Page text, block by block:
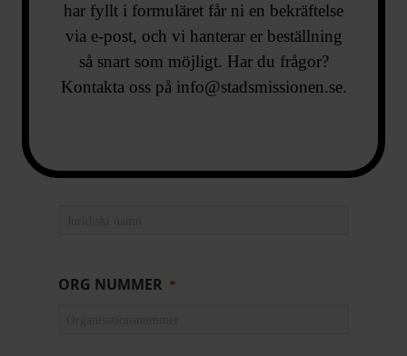
har fyllt i formuläret får ni en bekräftelse
via e-post, och vi hanterar er beställning
så snart som möjligt. Har du frågor?
Kontakta oss på info@stadsmissionen.se.​
ORG NUMMER